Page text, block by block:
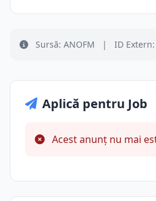
Sursă: ANOFM | ID
Aplică pentru Job
Acest anunț nu mai